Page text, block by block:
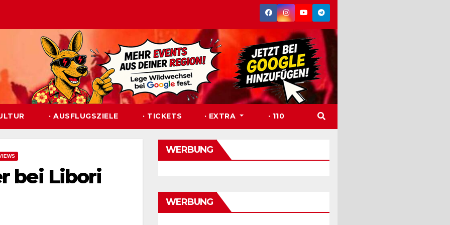
· AUSFLUGSZIELE · TICKETS · EXTRA · 110
bei Libori
WERBUNG
WERBUNG